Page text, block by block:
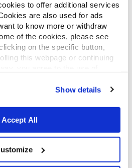
to offer additional services
are also used for ads
to know more or withdraw
of the cookies, please see
clicking on the specific button,
this webpage or continuing
Show details
Accept All